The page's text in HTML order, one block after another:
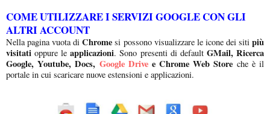
COME UTILIZZARE I SERVIZI GOOGLE CON GLI
ALTRI ACCOUNT
Nella pagina vuota di Chrome si possono visualizzare le icone dei sitipiù
visitati oppure leapplicazioni. Sono presenti di default GMail, Ricerca
Google, Youtube, Docs, Google Drivee Chrome Web Store che è il
portale in cui scaricare nuove estensioni e applicazioni.